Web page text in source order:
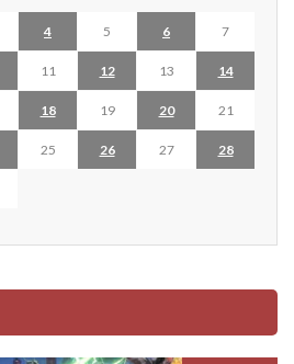
4 5 6 7
11 12 13 14
18 19 20 21
25 26 27 28